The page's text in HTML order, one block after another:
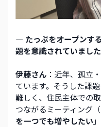
― たっぷをオープンす
題を意識されていまし
伊藤さん ：近年、孤立
ています。そうした課
難しく、住民主体での
つながるミーティング
を一つでも増やしたい